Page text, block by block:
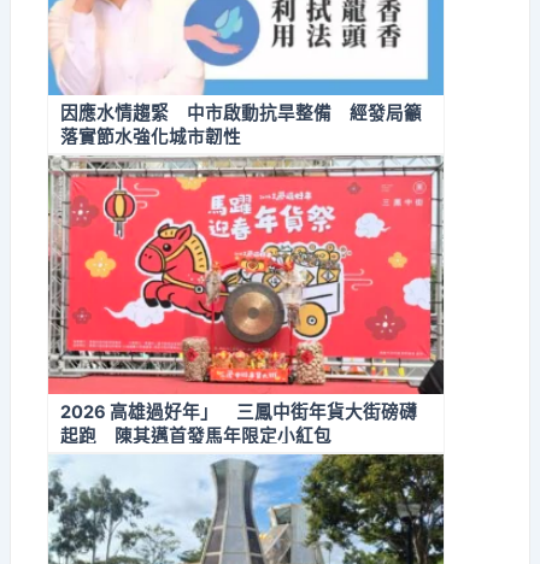
因應水情趨緊 中市啟動抗旱整備 經發局籲
落實節水強化城市韌性
2026 高雄過好年」 三鳳中街年貨大街磅礴
起跑 陳其邁首發馬年限定小紅包